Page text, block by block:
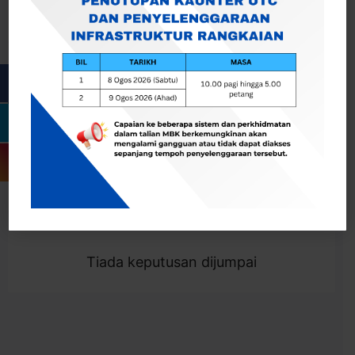
Togol Penapis
Showing 0 result
Tiada keputusan dijumpai